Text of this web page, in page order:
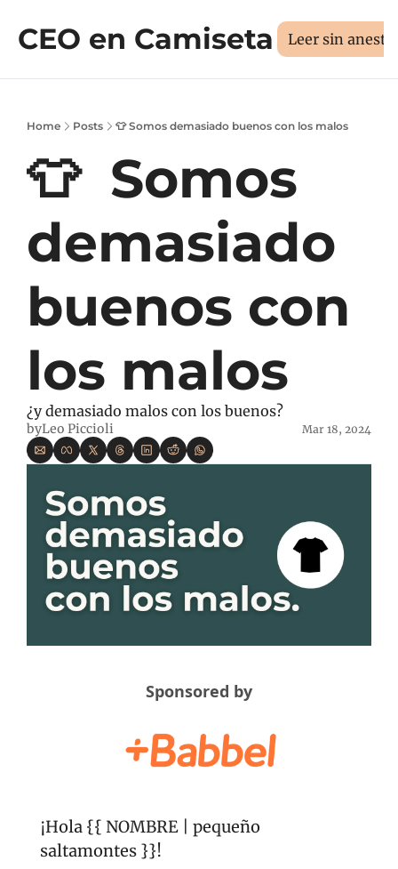
CEO en Camiseta
Medí tus 3D Sesión 1:1 Libros
Leer sin
Home Posts 👕 Somos demasiado buenos con los malos
👕  Somos
demasiado
buenos con
los malos
¿y demasiado malos con los buenos?
byLeo Piccioli Mar 18, 2024
Sponsored by
¡Hola {{ NOMBRE | pequeño
saltamontes }}!